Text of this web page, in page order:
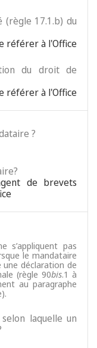
17.1.b) du
référer à l'Office
du droit de
référer à l'Office
?
de brevets
s’appliquent pas
le mandataire
déclaration de
(règle 90bis.1 à
au paragraphe
laquelle un